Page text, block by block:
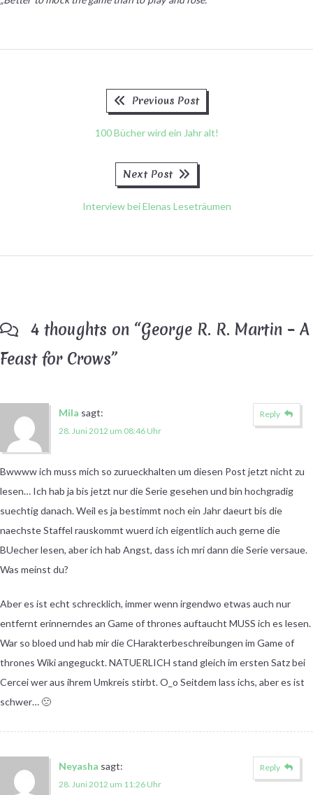
BeitragsnavigationPrevious Post
100 Bücher wird ein Jahr alt!
Next Post
Interview bei Elenas Leseträumen
4 thoughts on “George R. R. Martin – A
Feast for Crows”
Mila sagt:
28. Juni 2012 um 08:46 Uhr
Bwwww ich muss mich so zurueckhalten um diesen Post jetzt nicht zu
lesen… Ich hab ja bis jetzt nur die Serie gesehen und bin hochgradig
suechtig danach. Weil es ja bestimmt noch ein Jahr daeurt bis die
naechste Staffel rauskommt wuerd ich eigentlich auch gerne die
BUecher lesen, aber ich hab Angst, dass ich mri dann die Serie versaue.
Was meinst du?
Aber es ist echt schrecklich, immer wenn irgendwo etwas auch nur
entfernt erinnerndes an Game of thrones auftaucht MUSS ich es lesen.
War so bloed und hab mir die CHarakterbeschreibungen im Game of
thrones Wiki angeguckt. NATUERLICH stand gleich im ersten Satz bei
Cercei wer aus ihrem Umkreis stirbt. O_o Seitdem lass ichs, aber es ist
schwer… 🙁
Reply
Neyasha sagt:
28. Juni 2012 um 11:26 Uhr
Reply